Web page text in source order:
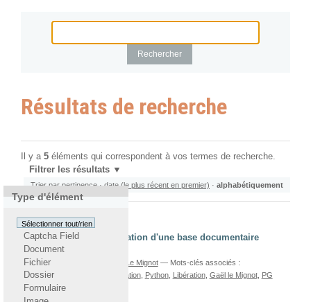
Résultats de recherche
Il y a 5 éléments qui correspondent à vos termes de recherche.
Filtrer les résultats
Type d'élément
Sélectionner tout/rien
Captcha Field
Document
Fichier
Dossier
Formulaire
Trier par pertinence · date (le plus récent en premier) · alphabétiquement
Conférence sur l'indexation d'une base documentaire
pour Libération
écrit le 08/04/2010 Gaël Le Mignot — Mots-clés associés :
PostgreSQL
Moteur d'indexation, Python, Libération, Gaël le Mignot, PG
Days 2009